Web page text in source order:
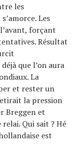
les
Les
forçant
Résultat
que l’on aura
La
et rester un
la pression
Breggen et
Qui sait ? Hé
est